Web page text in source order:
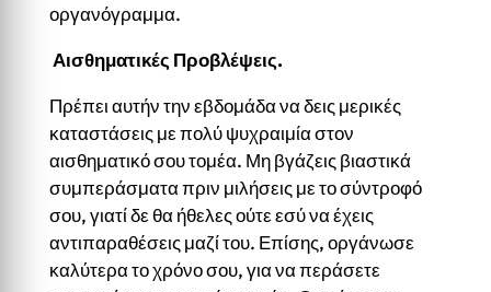
οργανόγραμμα.
Αισθηματικές Προβλέψεις.
Πρέπει αυτήν την εβδομάδα να δεις μερικές
καταστάσεις με πολύ ψυχραιμία στον
αισθηματικό σου τομέα. Μη βγάζεις βιαστικά
συμπεράσματα πριν μιλήσεις με το σύντροφό
σου, γιατί δε θα ήθελες ούτε εσύ να έχεις
αντιπαραθέσεις μαζί του. Επίσης, οργάνωσε
καλύτερα το χρόνο σου, για να περάσετε